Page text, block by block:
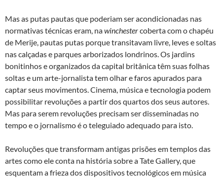
Mas as putas pautas que poderiam ser acondicionadas nas
normativas técnicas eram, nawinchestercoberta com o chapéu
de Merije, pautas putas porque transitavam livre, leves e soltas
nas calçadas e parques arborizados londrinos. Os jardins
bonitinhos e organizados da capital britânica têm suas folhas
soltas e um arte-jornalista tem olhar e faros apurados para
captar seus movimentos. Cinema, música e tecnologia podem
possibilitar revoluções a partir dos quartos dos seus autores.
Mas para serem revoluções precisam ser disseminadas no
tempo e o jornalismo é o teleguiado adequado para isto.
Revoluções que transformam antigas prisões em templos das
artes como ele conta na história sobre a Tate Gallery, que
esquentam a frieza dos dispositivos tecnológicos em música